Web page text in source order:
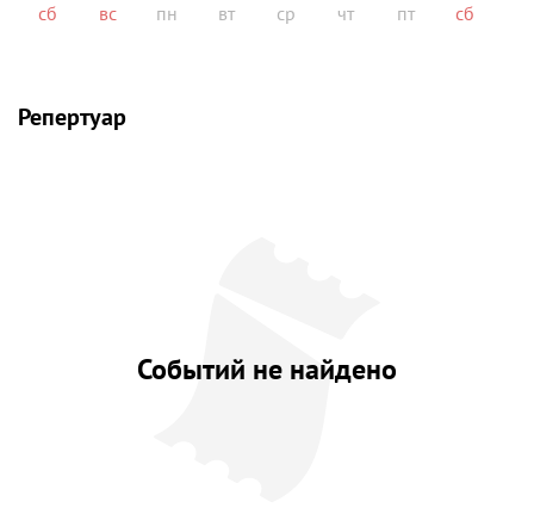
сб вс пн вт ср чт пт сб
Репертуар
Событий не найдено